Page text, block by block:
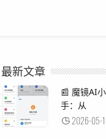
最新文章
📰 魔镜AI
手：从
2026-05-